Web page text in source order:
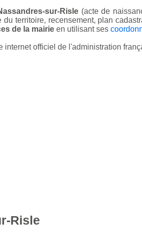
sur-Risle (acte de
territoire, recensement, plan
de la mairie en utilisant ses
internet officiel de l'administration
Risle